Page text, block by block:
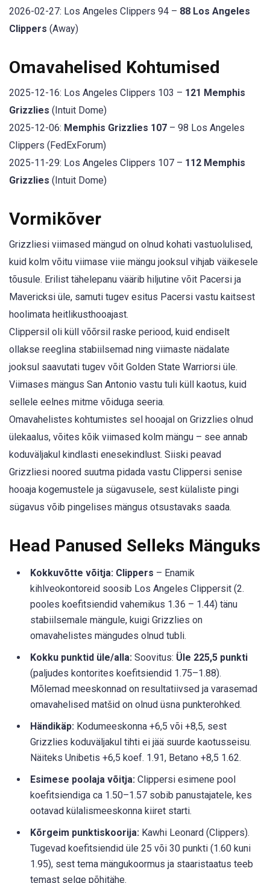
2026-02-27: Los Angeles Clippers 94 – 88 Los Angeles
Clippers (Away)
Omavahelised Kohtumised
2025-12-16: Los Angeles Clippers 103 – 121 Memphis
Grizzlies (Intuit Dome)
2025-12-06: Memphis Grizzlies 107 – 98 Los Angeles
Clippers (FedExForum)
2025-11-29: Los Angeles Clippers 107 – 112 Memphis
Grizzlies (Intuit Dome)
Vormikõver
Grizzliesi viimased mängud on olnud kohati vastuolulised,
kuid kolm võitu viimase viie mängu jooksul vihjab väikesele
tõusule. Erilist tähelepanu väärib hiljutine võit Pacersi ja
Mavericksi üle, samuti tugev esitus Pacersi vastu kaitsest
hoolimata heitlikusthooajast.
Clippersil oli küll võõrsil raske periood, kuid endiselt
ollakse reeglina stabiilsemad ning viimaste nädalate
jooksul saavutati tugev võit Golden State Warriorsi üle.
Viimases mängus San Antonio vastu tuli küll kaotus, kuid
sellele eelnes mitme võiduga seeria.
Omavahelistes kohtumistes sel hooajal on Grizzlies olnud
ülekaalus, võites kõik viimased kolm mängu – see annab
koduväljakul kindlasti enesekindlust. Siiski peavad
Grizzliesi noored suutma pidada vastu Clippersi senise
hooaja kogemustele ja sügavusele, sest külaliste pingi
sügavus võib pingelises mängus otsustavaks saada.
Head Panused Selleks Mänguks
Kokkuvõtte võitja: Clippers – Enamik
kihlveokontoreid soosib Los Angeles Clippersit (2.
pooles koefitsiendid vahemikus 1.36 – 1.44) tänu
stabiilsemale mängule, kuigi Grizzlies on
omavahelistes mängudes olnud tubli.
Kokku punktid üle/alla: Soovitus: Üle 225,5 punkti
(paljudes kontorites koefitsiendid 1.75–1.88).
Mõlemad meeskonnad on resultatiivsed ja varasemad
omavahelised matšid on olnud üsna punkterohked.
Händikäp: Kodumeeskonna +6,5 või +8,5, sest
Grizzlies koduväljakul tihti ei jää suurde kaotusseisu.
Näiteks Unibetis +6,5 koef. 1.91, Betano +8,5 1.62.
Esimese poolaja võitja: Clippersi esimene pool
koefitsiendiga ca 1.50–1.57 sobib panustajatele, kes
ootavad külalismeeskonna kiiret starti.
Kõrgeim punktiskoorija: Kawhi Leonard (Clippers).
Tugevad koefitsiendid üle 25 või 30 punkti (1.60 kuni
1.95), sest tema mängukoormus ja staaristaatus teeb
temast selge põhitähe.